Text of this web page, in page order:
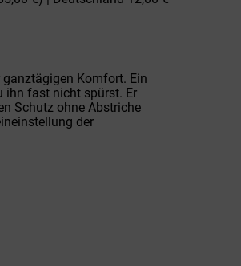
Komfort. Ein
ihn fast nicht spürst. Er
Schutz ohne Abstriche
der